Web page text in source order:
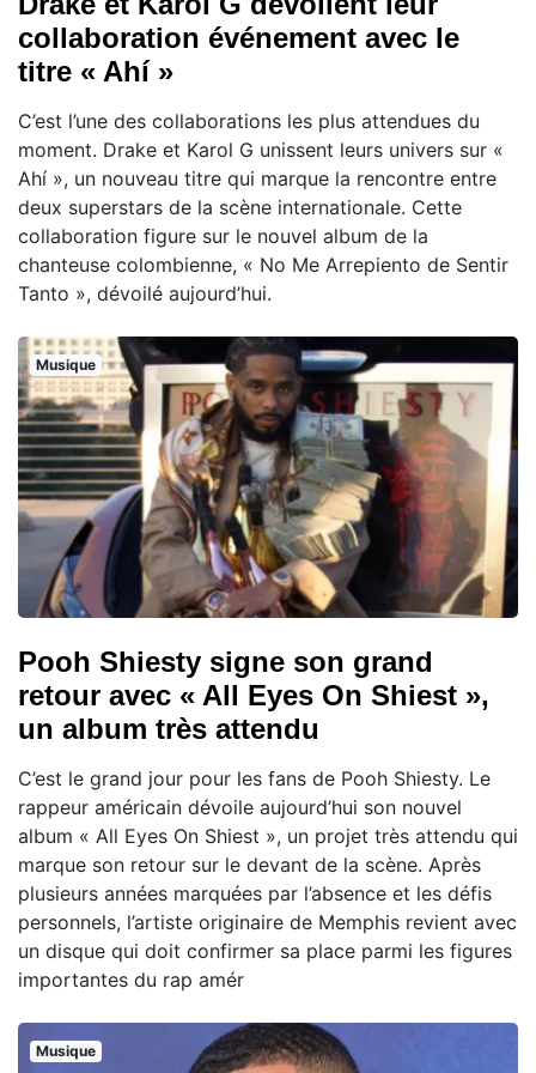
collaboration événement avec le
titre « Ahí »
C’est l’une des collaborations les plus attendues du
moment. Drake et Karol G unissent leurs univers sur «
Ahí », un nouveau titre qui marque la rencontre entre
deux superstars de la scène internationale. Cette
collaboration figure sur le nouvel album de la
chanteuse colombienne, « No Me Arrepiento de Sentir
Tanto », dévoilé aujourd’hui.
Musique
Pooh Shiesty signe son grand
retour avec « All Eyes On Shiest »,
un album très attendu
C’est le grand jour pour les fans de Pooh Shiesty. Le
rappeur américain dévoile aujourd’hui son nouvel
album « All Eyes On Shiest », un projet très attendu qui
marque son retour sur le devant de la scène. Après
plusieurs années marquées par l’absence et les défis
personnels, l’artiste originaire de Memphis revient avec
un disque qui doit confirmer sa place parmi les figures
importantes du rap amér
Musique